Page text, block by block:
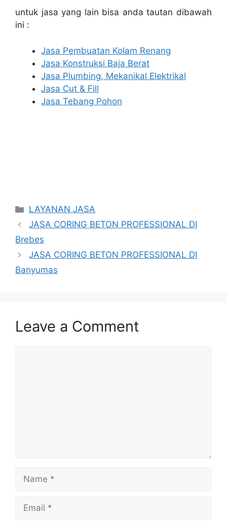
untuk jasa yang lain bisa anda tautan dibawah
ini :
Jasa Pembuatan Kolam Renang
Jasa Konstruksi Baja Berat
Jasa Plumbing, Mekanikal Elektrikal
Jasa Cut & Fill
Jasa Tebang Pohon
Categories
LAYANAN JASA
JASA CORING BETON PROFESSIONAL DI
Brebes
JASA CORING BETON PROFESSIONAL DI
Banyumas
Leave a Comment
Name
Email